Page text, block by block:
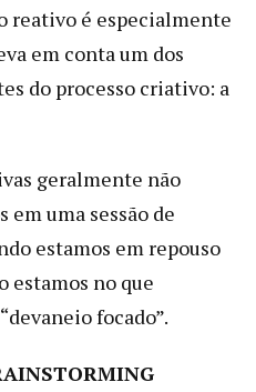
reativo é especialmente
em conta um dos
do processo criativo: a
geralmente não
em uma sessão de
estamos em repouso
estamos no que
focado”.